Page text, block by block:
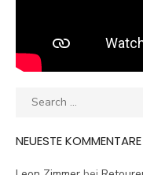
Search
NEUESTE KOMMENTARE